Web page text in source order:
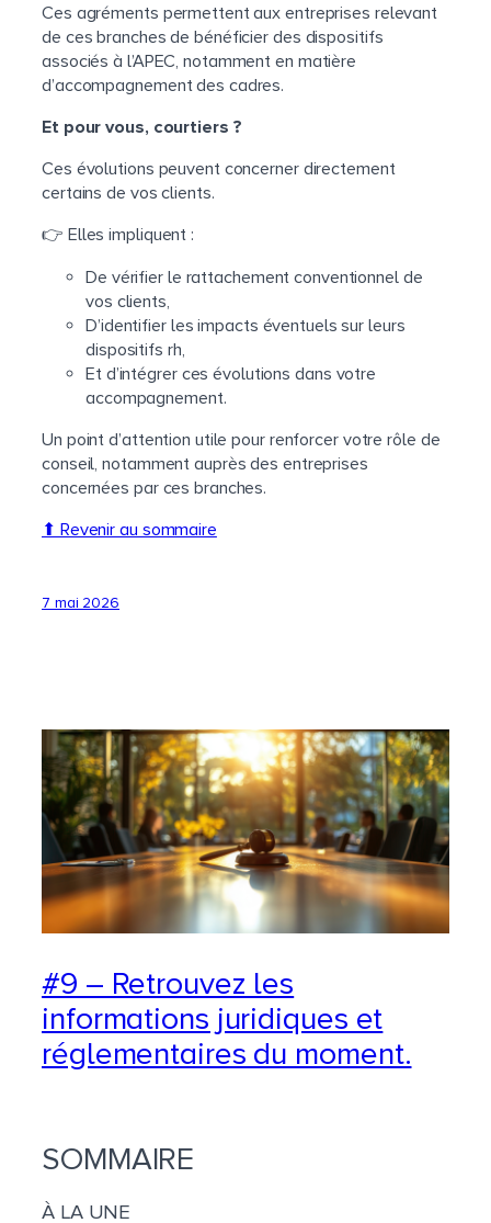
Ces agréments permettent aux entreprises relevant
de ces branches de bénéficier des dispositifs
associés à l’APEC, notamment en matière
d’accompagnement des cadres.
Et pour vous, courtiers ?
Ces évolutions peuvent concerner directement
certains de vos clients.
👉 Elles impliquent :
De vérifier le rattachement conventionnel de
vos clients,
D’identifier les impacts éventuels sur leurs
dispositifs rh,
Et d’intégrer ces évolutions dans votre
accompagnement.
Un point d’attention utile pour renforcer votre rôle de
conseil, notamment auprès des entreprises
concernées par ces branches.
⬆ Revenir au sommaire
7 mai 2026
#9 – Retrouvez les
informations juridiques et
réglementaires du moment.
SOMMAIRE
À LA UNE